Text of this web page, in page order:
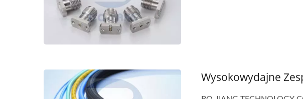
Wysokowydajne